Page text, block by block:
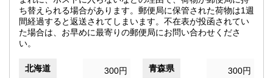
ち替えられる場合があります。郵便局に保管された荷物は1週
間経過すると返送されてしまいます。不在表が投函されてい
た場合は、お早めに最寄りの郵便局にお問い合わせくださ
い。
北海道 300円 青森県 300円